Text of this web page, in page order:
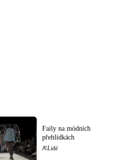
Faily na módních
přehlídkách
Lidé